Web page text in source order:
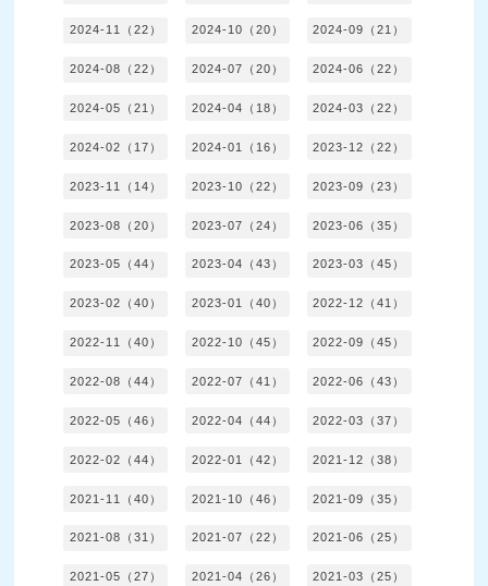
2024-11（22） 2024-10（20） 2024-09（21）
2024-08（22） 2024-07（20） 2024-06（22）
2024-05（21） 2024-04（18） 2024-03（22）
2024-02（17） 2024-01（16） 2023-12（22）
2023-11（14） 2023-10（22） 2023-09（23）
2023-08（20） 2023-07（24） 2023-06（35）
2023-05（44） 2023-04（43） 2023-03（45）
2023-02（40） 2023-01（40） 2022-12（41）
2022-11（40） 2022-10（45） 2022-09（45）
2022-08（44） 2022-07（41） 2022-06（43）
2022-05（46） 2022-04（44） 2022-03（37）
2022-02（44） 2022-01（42） 2021-12（38）
2021-11（40） 2021-10（46） 2021-09（35）
2021-08（31） 2021-07（22） 2021-06（25）
2021-05（27） 2021-04（26） 2021-03（25）